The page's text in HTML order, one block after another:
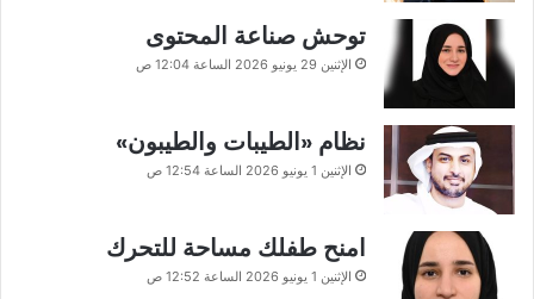
توحش صناعة المحتوى
الإثنين 29 يونيو 2026 الساعة 12:04 ص
نظام «الطيبات والطيبون»
الإثنين 1 يونيو 2026 الساعة 12:54 ص
امنح طفلك مساحة للتحرك
الإثنين 1 يونيو 2026 الساعة 12:52 ص